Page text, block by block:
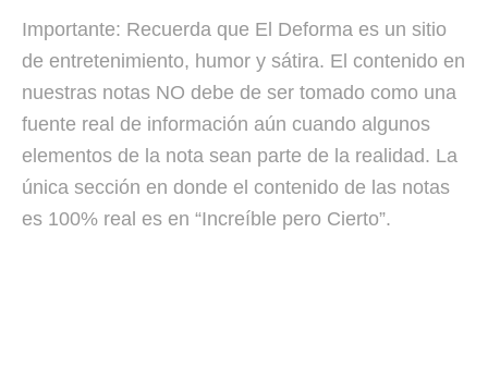
Importante: Recuerda que El Deforma es un sitio
de entretenimiento, humor y sátira. El contenido en
nuestras notas NO debe de ser tomado como una
fuente real de información aún cuando algunos
elementos de la nota sean parte de la realidad. La
única sección en donde el contenido de las notas
es 100% real es en “Increíble pero Cierto”.